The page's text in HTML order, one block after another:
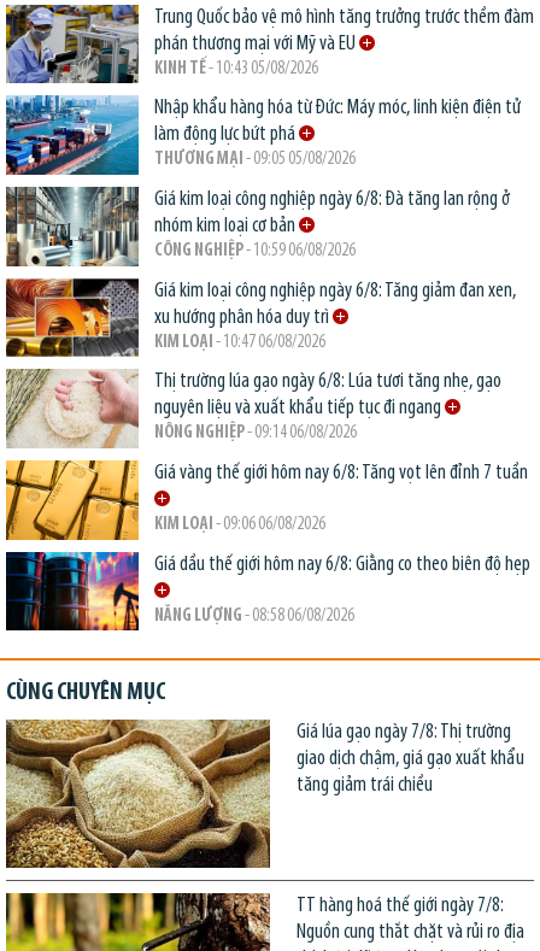
Trung Quốc bảo vệ mô hình tăng trưởng trước thềm đàm
phán thương mại với Mỹ và EU
KINH TẾ- 10:43 05/08/2026
Nhập khẩu hàng hóa từ Đức: Máy móc, linh kiện điện tử
làm động lực bứt phá
THƯƠNG MẠI - 09:05 05/08/2026
Giá kim loại công nghiệp ngày 6/8: Đà tăng lan rộng ở
nhóm kim loại cơ bản
CÔNG NGHIỆP- 10:59 06/08/2026
Giá kim loại công nghiệp ngày 6/8: Tăng giảm đan xen,
xu hướng phân hóa duy trì
KIM LOẠI - 10:47 06/08/2026
Thị trường lúa gạo ngày 6/8: Lúa tươi tăng nhẹ, gạo
nguyên liệu và xuất khẩu tiếp tục đi ngang
NÔNG NGHIỆP- 09:14 06/08/2026
Giá vàng thế giới hôm nay 6/8: Tăng vọt lên đỉnh 7 tuần
KIM LOẠI - 09:06 06/08/2026
Giá dầu thế giới hôm nay 6/8: Giằng co theo biên độ hẹp
NĂNG LƯỢNG - 08:58 06/08/2026
CÙNG CHUYÊN MỤC
Giá lúa gạo ngày 7/8: Thị trường
giao dịch chậm, giá gạo xuất khẩu
tăng giảm trái chiều
TT hàng hoá thế giới ngày 7/8:
Nguồn cung thắt chặt và rủi ro địa